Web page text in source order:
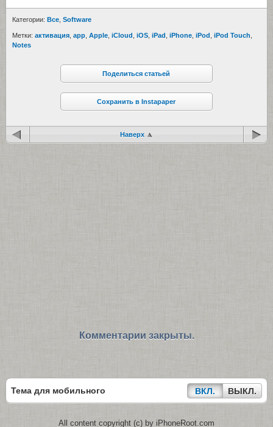
Категории: Все Software
Метки: активация app Apple iCloud iOS iPad iPhone iPod iPod Touch
Notes
Поделиться статьей
Сохранить в Instapaper
Наверх
Комментарии закрыты.
Тема для мобильного ВКЛ. ВЫКЛ.
All content copyright (c) by iPhoneRoot.com